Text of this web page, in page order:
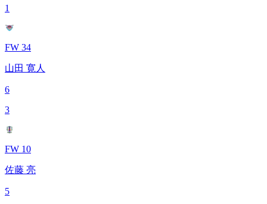
1
FW 34
山田 寛人
6
3
FW 10
佐藤 亮
5